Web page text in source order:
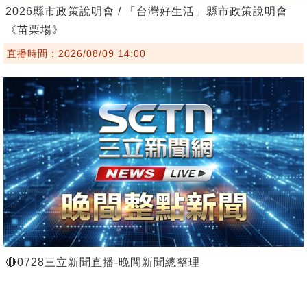
2026縣市政策說明會 / 「台灣好生活」縣市政策說明會
《苗栗場》
直播時間：2026/08/09 14:00
🔴0728三立新聞直播-晚間新聞總整理